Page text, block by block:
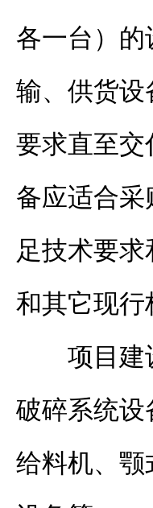
各一台）
输、供货
要求直至
备应适合
足技术要
和其它现行
项目建
破碎系统
给料机、